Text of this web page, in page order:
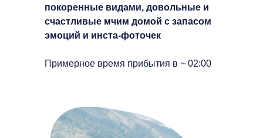
покоренные видами, довольные и
счастливые мчим домой с запасом
эмоций и инста-фоточек
Примерное время прибытия в ~ 02:00